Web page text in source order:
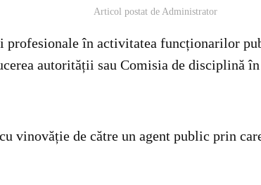
Articol postat de Administrator
profesionale în activitatea funcționarilor
autorității sau Comisia de disciplină
vinovăție de către un agent public prin